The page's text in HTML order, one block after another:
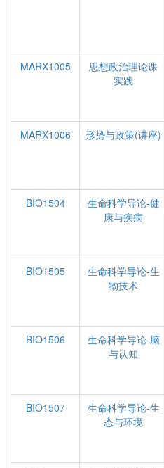
MARX1005
思想政治理论课
实践
MARX1006
形势与政策(讲座)
BIO1504
生命科学导论-健
康与疾病
BIO1505
生命科学导论-生
物技术
BIO1506
生命科学导论-脑
与认知
BIO1507
生命科学导论-生
态与环境